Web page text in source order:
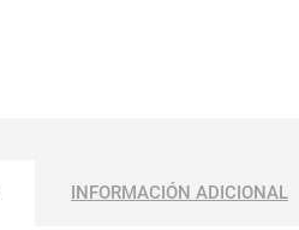
INFORMACIÓN ADICIONAL